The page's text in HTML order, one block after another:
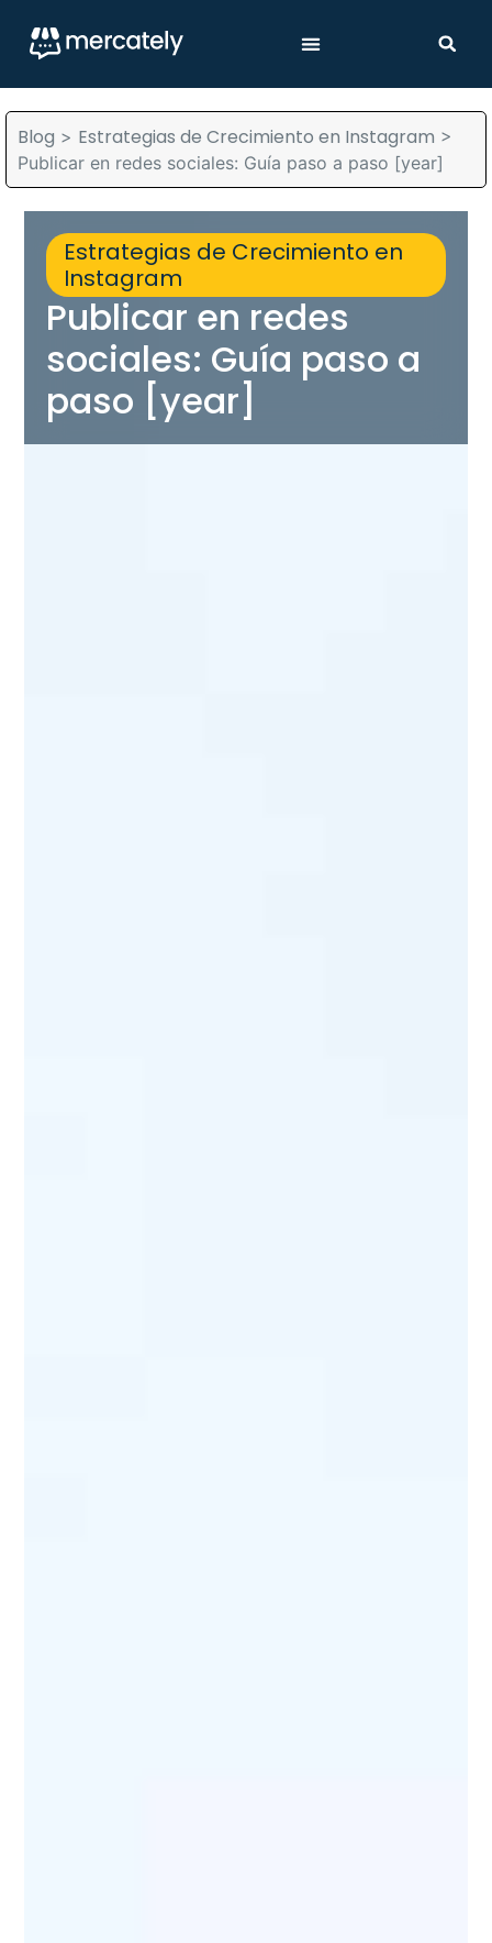
Blog > Estrategias de Crecimiento en Instagram >
Publicar en redes sociales: Guía paso a paso [year]
Estrategias de Crecimiento en
Instagram
Publicar en redes
sociales: Guía paso a
paso [year]